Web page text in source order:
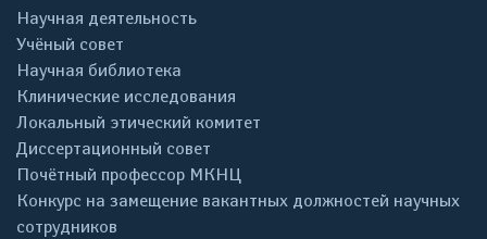
Научная деятельность
Учёный совет
Научная библиотека
Клинические исследования
Локальный этический комитет
Диссертационный совет
Почётный профессор МКНЦ
Конкурс на замещение вакантных должностей научных
сотрудников